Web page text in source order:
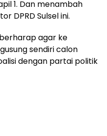
1. Dan menambah
DPRD Sulsel ini.
agar ke
sendiri calon
dengan partai politik